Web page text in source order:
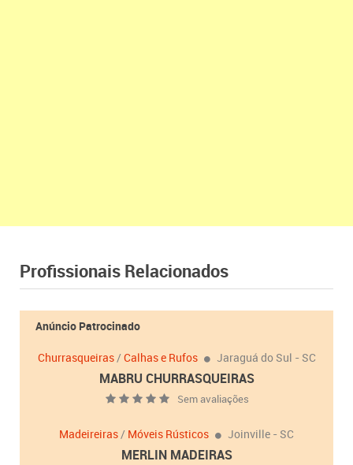
Profissionais Relacionados
Anúncio Patrocinado
Churrasqueiras/Calhas e Rufos Jaraguá do Sul - SC
MABRU CHURRASQUEIRAS
Sem avaliações
Madeireiras/ Móveis Rústicos Joinville - SC
MERLIN MADEIRAS